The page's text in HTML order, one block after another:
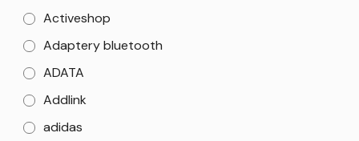
Activeshop
Adaptery bluetooth
ADATA
Addlink
adidas